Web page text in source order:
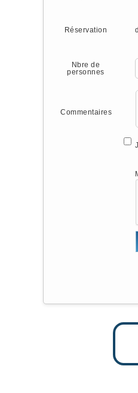
Réservation
Nbre de
personnes
Commentaires